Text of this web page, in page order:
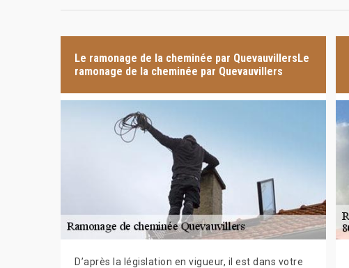
Le ramonage de la cheminée par QuevauvillersLe
ramonage de la cheminée par Quevauvillers
D’après la législation en vigueur, il est dans votre